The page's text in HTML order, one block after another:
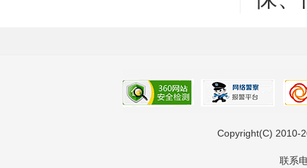
Copyright(C) 2010-
联系